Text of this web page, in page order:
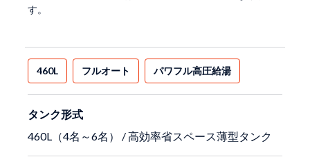
す。
460L フルオート パワフル高圧給湯
タンク形式
460L（4名～6名） / 高効率省スペース薄型タンク